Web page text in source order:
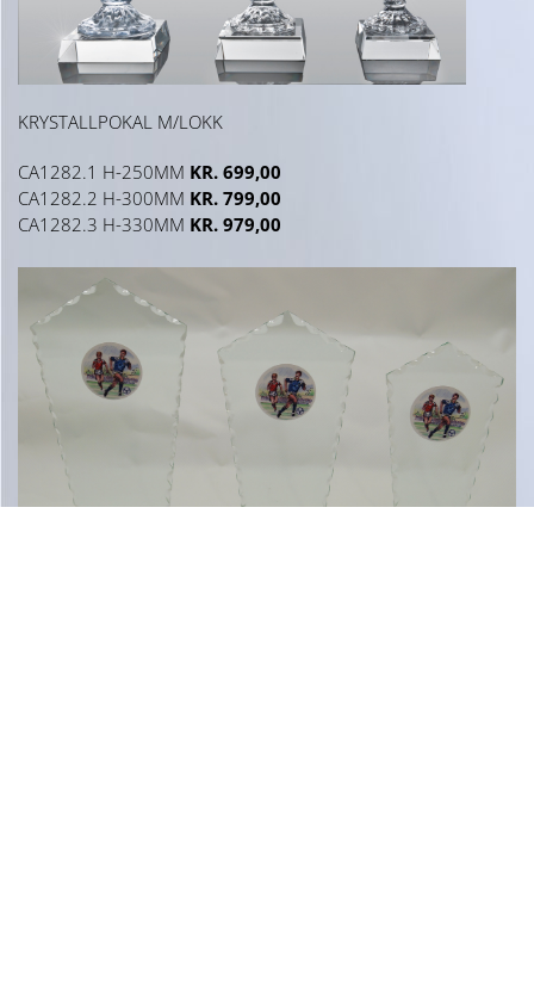
KRYSTALLPOKAL M/LOKK
CA1282.1 H-250MM KR. 699,00
CA1282.2 H-300MM KR. 799,00
CA1282.3 H-330MM KR. 979,00